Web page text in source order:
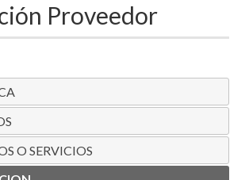
Proveedor
O SERVICIOS